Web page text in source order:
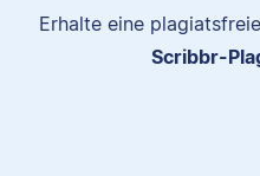
Erhalte eine
Scribbr-